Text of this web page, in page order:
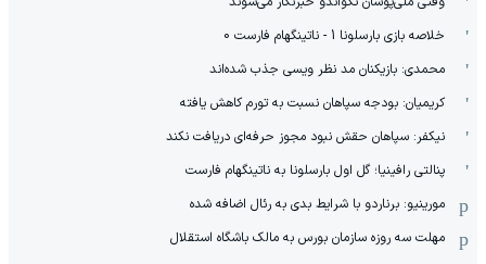
خلاصه بازی بارسلونا 1 - ناتینگهام فارست 0
محمدی: بازیکنان مد نظر ویسی جذب شده‌اند
کریمیان: بودجه سپاهان نسبت به تورم کاهش یافته
نیکفر: سپاهان حقش نبود مجوز حرفه‌ای دریافت نکند
پنالتی رافینیا؛ گل اول بارسلونا به ناتینگهام فارست
مورینیو: برناردو با شرایط بدی به رئال اضافه شده
مهلت سه روزه سازمان بورس به مالک باشگاه استقلال